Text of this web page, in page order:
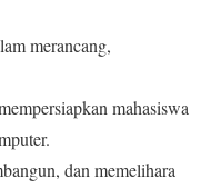
merancang,
mahasiswa
dan memelihara